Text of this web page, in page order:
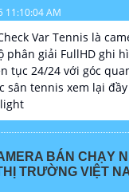
11:10:04 AM
Var Tennis là
phân giải FullHD ghi
tục 24/24 với góc
sân tennis xem lại
BÁN CHẠY
TRƯỜNG VIỆT